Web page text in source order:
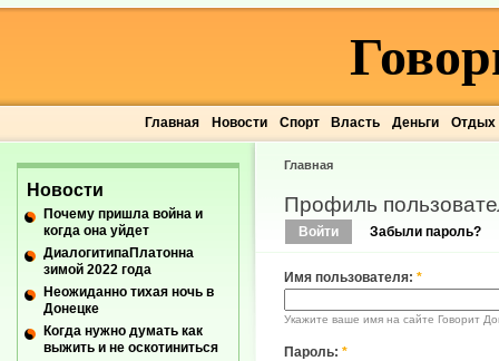
Главная Новости Спорт Власть Деньги Отдых
Главная
Профиль
Войти Забыли пароль?
Имя пользователя: *
Укажите ваше имя на сайте Говорит
Пароль: *
Новости
Почему пришла война и
когда она уйдет
ДиалогитипаПлатонна
зимой 2022 года
Неожиданно тихая ночь в
Донецке
Когда нужно думать как
выжить и не оскотиниться